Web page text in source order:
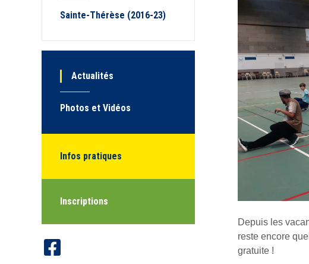
Sainte-Thérèse (2016-23)
Actualités
Photos et Vidéos
Infos pratiques
Inscriptions
Depuis les
reste encore
gratuite !